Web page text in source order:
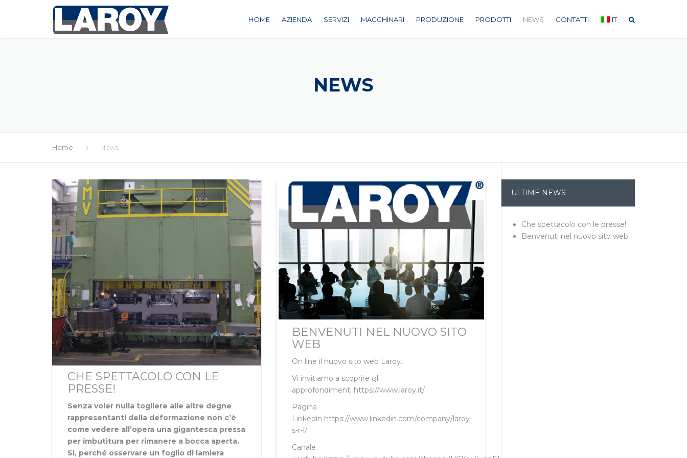
HOME AZIENDA SERVIZI MACCHINARI
MONTAGGIO MOVIMENTAZIONE
REPARTO CONTROLLO
PRODUZIONE PRODOTTI NEWS CONTATTI IT
NEWS
Home News
CHE SPETTACOLO CON LE
PRESSE!
Senza voler nulla togliere alle altre degne
rappresentanti della deformazione non c’è
come vedere all’opera una gigantesca pressa
per imbutitura per rimanere a bocca aperta.
Sì, perché osservare un foglio di lamiera
BENVENUTI NEL NUOVO SITO
WEB
On line il nuovo sito web Laroy.
Vi invitiamo a scoprire gli
approfondimenti https://www.laroy.it/
Pagina
Linkedin https://www.linkedin.com/company/laroy-
s-r-l/
Canale
ULTIME NEWS
Che spettacolo con le presse!
Benvenuti nel nuovo sito web